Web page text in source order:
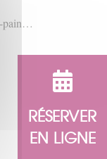
pain…
RÉSERVER
EN LIGNE